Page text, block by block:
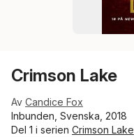
Crimson Lake
Av Candice Fox
Inbunden, Svenska, 2018
Del 1 i serien Crimson Lake